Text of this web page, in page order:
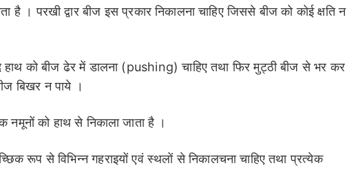
है । परखी द्वार बीज इस प्रकार निकालना चाहिए जिससे बीज को कोई क्षति न
को बीज ढेर में डालना (pushing) चाहिए तथा फिर मुट्ठी बीज से भर कर
बिखर न पाये ।
नमूनों को हाथ से निकाला जाता है ।
रूप से विभिन्न गहराइयों एवं स्थलों से निकालचना चाहिए तथा प्रत्येक